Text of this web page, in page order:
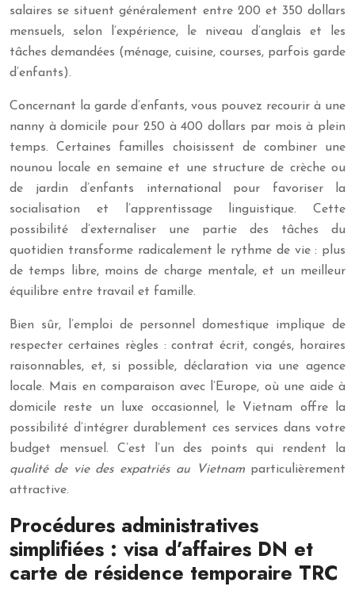
salaires se situent généralement entre 200 et 350 dollars
mensuels, selon l’expérience, le niveau d’anglais et les
tâches demandées (ménage, cuisine, courses, parfois garde
d’enfants).
Concernant la garde d’enfants, vous pouvez recourir à une
nanny à domicile pour 250 à 400 dollars par mois à plein
temps. Certaines familles choisissent de combiner une
nounou locale en semaine et une structure de crèche ou
de jardin d’enfants international pour favoriser la
socialisation et l’apprentissage linguistique. Cette
possibilité d’externaliser une partie des tâches du
quotidien transforme radicalement le rythme de vie : plus
de temps libre, moins de charge mentale, et un meilleur
équilibre entre travail et famille.
Bien sûr, l’emploi de personnel domestique implique de
respecter certaines règles : contrat écrit, congés, horaires
raisonnables, et, si possible, déclaration via une agence
locale. Mais en comparaison avec l’Europe, où une aide à
domicile reste un luxe occasionnel, le Vietnam offre la
possibilité d’intégrer durablement ces services dans votre
budget mensuel. C’est l’un des points qui rendent la
qualité de vie des expatriés au Vietnamparticulièrement
attractive.
Procédures administratives
simplifiées : visa d’affaires DN et
carte de résidence temporaire TRC